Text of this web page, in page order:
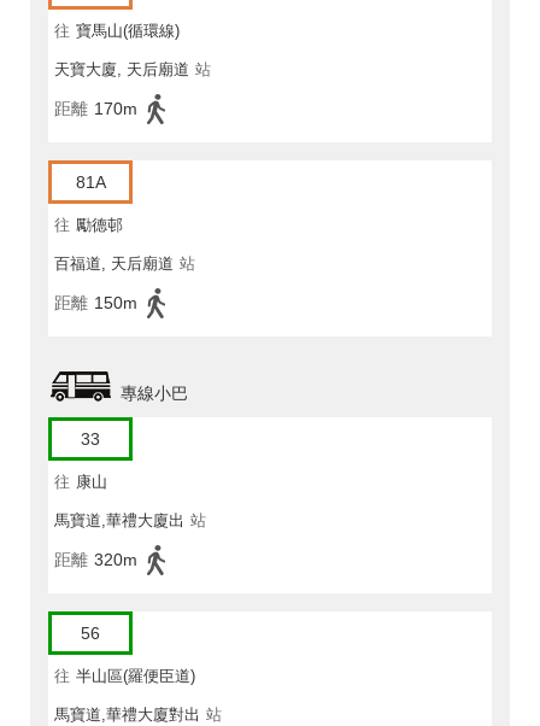
往 寶馬山(循環線)
天寶大廈, 天后廟道 站
距離 170m
81A
往 勵德邨
百福道, 天后廟道 站
距離 150m
專線小巴
33
往 康山
馬寶道,華禮大廈出 站
距離 320m
56
往 半山區(羅便臣道)
馬寶道,華禮大廈對出 站